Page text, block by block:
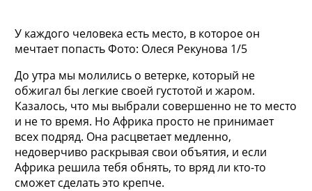
У каждого человека есть место, в которое он
мечтает попасть Фото: Олеся Рекунова 1/5
До утра мы молились о ветерке, который не
обжигал бы легкие своей густотой и жаром.
Казалось, что мы выбрали совершенно не то место
и не то время. Но Африка просто не принимает
всех подряд. Она расцветает медленно,
недоверчиво раскрывая свои объятия, и если
Африка решила тебя обнять, то вряд ли кто-то
сможет сделать это крепче.